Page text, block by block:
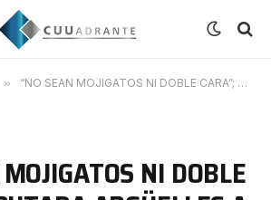
» “NO SEAN MOJIGATOS NI DOBLE CARA”; DIPUTADA ARGÜELLES A PANISTAS
NI DOBLE